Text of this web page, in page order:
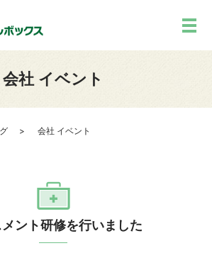
会社 イベント
会社 イベント
ント研修を行いました